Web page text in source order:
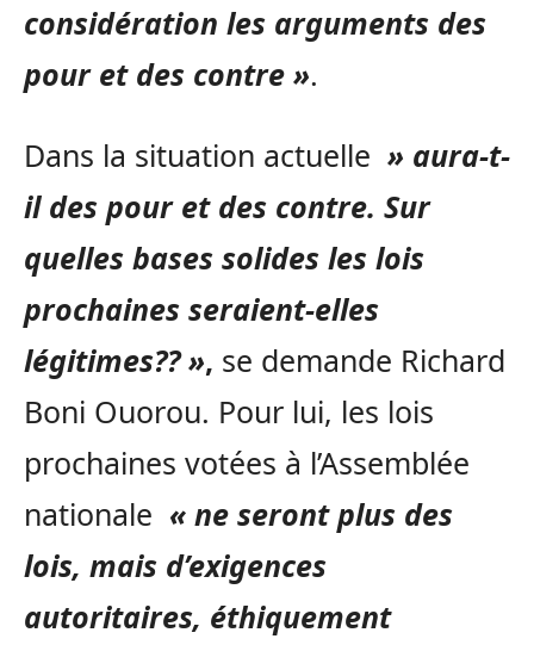
considération les arguments des
pour et des contre ».
Dans la situation actuelle » aura-t-
il des pour et des contre. Sur
quelles bases solides les lois
prochaines seraient-elles
légitimes?? », se demande Richard
Boni Ouorou. Pour lui, les lois
prochaines votées à l’Assemblée
nationale « ne seront plus des
lois, mais d’exigences
autoritaires, éthiquement